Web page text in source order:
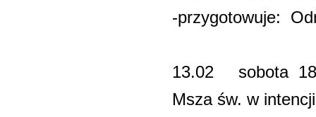
-przygotowuje:
13.02 sobota
Msza św. w